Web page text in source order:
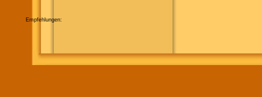
Empfehlungen: